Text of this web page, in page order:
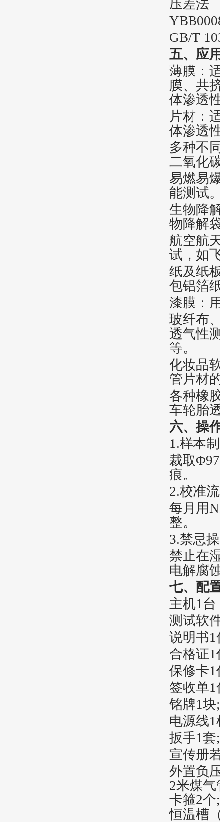
压差法
GB/T
五、应
薄膜：
膜、共
体渗透
片材：
体渗透
多种不
二氧化
易燃易
能测试
生物降
物降解
航空航
试，如
纸及纸
包铝箔
漆膜：
玻纤布
透气性
等。
化妆品
管片材
各种橡
车轮胎
六、操
1.样本
裁取
痕。
2.校准
每月用
整。
3.禁忌
禁止在
电解腐
七、配
主机1台
测试软
说明书1
合格证1
保修卡1
签收单1
铭牌1块;
电源线1
扳手1套;
宣传册
外置负
2米煤气
卡箍2个;
恒温槽